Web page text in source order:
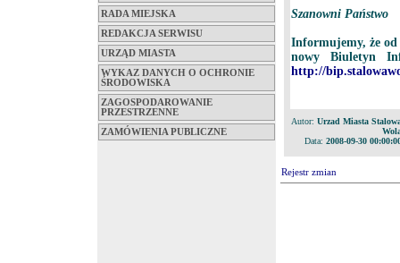
RADA MIEJSKA
REDAKCJA SERWISU
URZĄD MIASTA
WYKAZ DANYCH O OCHRONIE
ŚRODOWISKA
ZAGOSPODAROWANIE
PRZESTRZENNE
ZAMÓWIENIA PUBLICZNE
Szanowni Państwo
Informujemy, że
nowy Biuletyn
http://
Autor: Urzad Miasta
Data: 2008-09-30
Rejestr zmian